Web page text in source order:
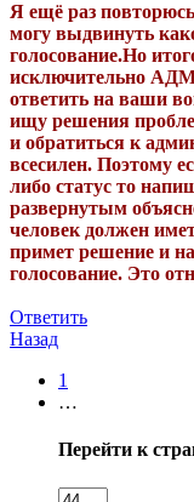
Я ещё раз
могу выдвинуть
голосование.Но
исключительно
ответить на ваши
ищу решения
и обратиться к
всесилен. Поэтому
либо статус то
развернутым
человек должен
примет решение и
голосование. Это
Ответить
Назад
1
…
Перейти к